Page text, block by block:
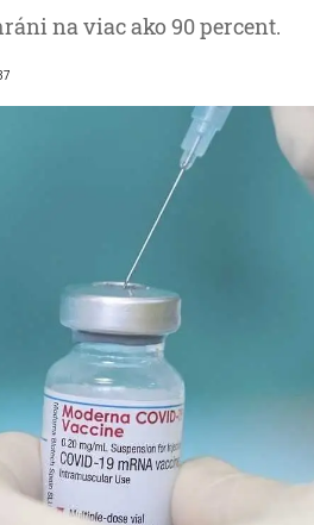
na viac ako 90 percent.